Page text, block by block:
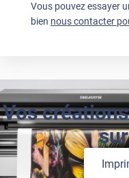
Vous pouvez essayer
bien nous contacter
Vos